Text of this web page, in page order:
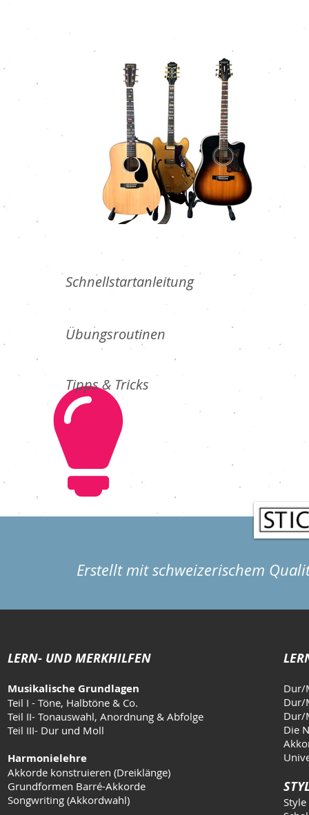
Schnellstartanleitung
Übungsroutinen
Tipps & Tricks
Erstellt mit schweizerischem
LERN- UND MERKHILFEN
Musikalische Grundlagen
Teil I - Töne, Halbtöne & Co.
Teil II- Tonauswahl, Anordnung & Abfolge
Teil III- Dur und Moll
Harmonielehre
Akkorde konstruieren (Dreiklänge)
Grundformen Barré-Akkorde
Songwriting (Akkordwahl)
Dur/
Dur/
Dur/
Die